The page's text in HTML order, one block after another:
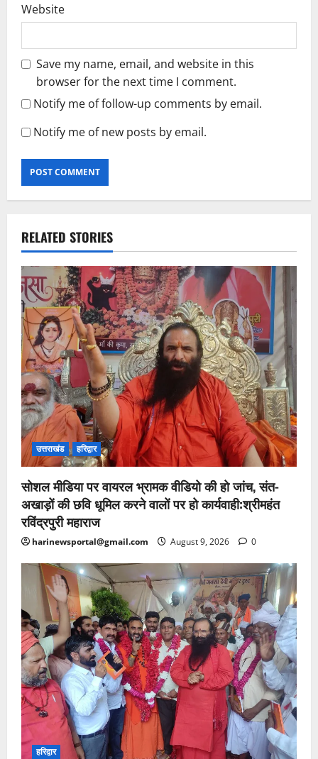
Website
Save my name, email, and website in this
browser for the next time I comment.
Notify me of follow-up comments by email.
Notify me of new posts by email.
RELATED STORIES
उत्तराखंड हरिद्वार
सोशल मीडिया पर वायरल भ्रामक वीडियो की हो जांच, संत-
अखाड़ों की छवि धूमिल करने वालों पर हो कार्यवाही:श्रीमहंत
रविंद्रपुरी महाराज
harinewsportal@gmail.com August 9, 2026 0
हरिद्वार